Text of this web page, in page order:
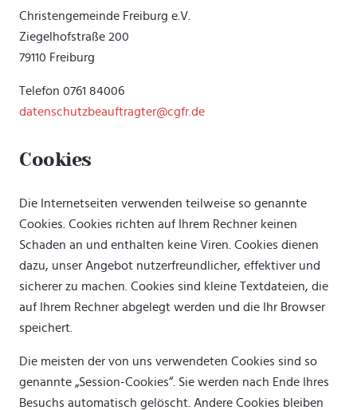
Christengemeinde Freiburg e.V.
Ziegelhofstraße 200
79110 Freiburg
Telefon 0761 84006
datenschutzbeauftragter@cgfr.de
Cookies
Die Internetseiten verwenden teilweise so genannte
Cookies. Cookies richten auf Ihrem Rechner keinen
Schaden an und enthalten keine Viren. Cookies dienen
dazu, unser Angebot nutzerfreundlicher, effektiver und
sicherer zu machen. Cookies sind kleine Textdateien, die
auf Ihrem Rechner abgelegt werden und die Ihr Browser
speichert.
Die meisten der von uns verwendeten Cookies sind so
genannte „Session-Cookies“. Sie werden nach Ende Ihres
Besuchs automatisch gelöscht. Andere Cookies bleiben